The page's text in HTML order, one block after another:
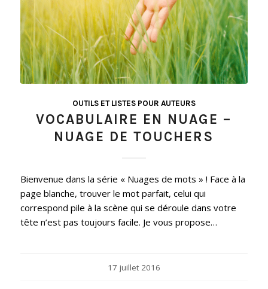
OUTILS ET LISTES POUR AUTEURS
VOCABULAIRE EN NUAGE –
NUAGE DE TOUCHERS
Bienvenue dans la série « Nuages de mots » ! Face à la
page blanche, trouver le mot parfait, celui qui
correspond pile à la scène qui se déroule dans votre
tête n’est pas toujours facile. Je vous propose…
17 juillet 2016